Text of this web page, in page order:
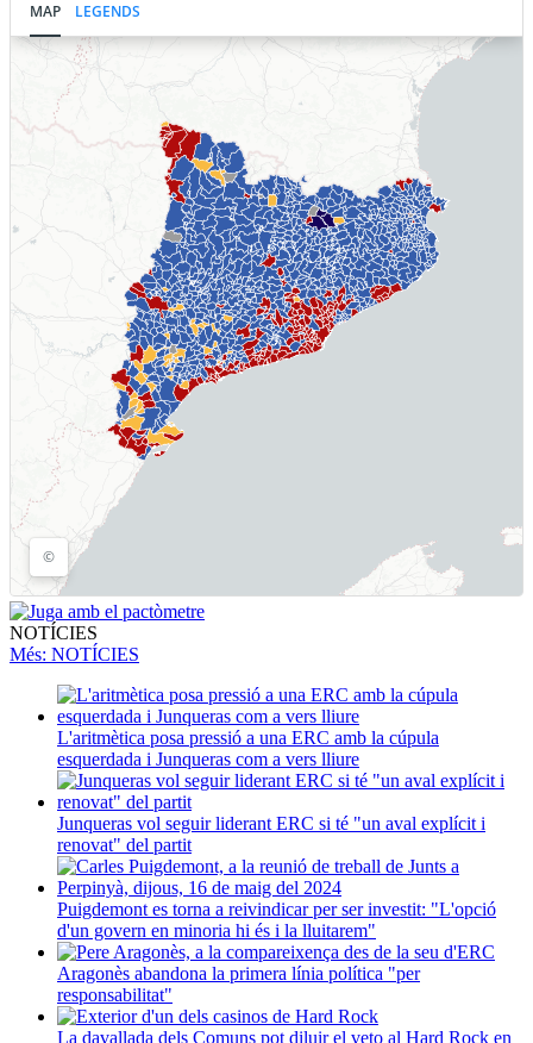
NOTÍCIES
Més: NOTÍCIES
L'aritmètica posa pressió a una ERC amb la cúpula
esquerdada i Junqueras com a vers lliure
Junqueras vol seguir liderant ERC si té "un aval explícit i
renovat" del partit
Puigdemont es torna a reivindicar per ser investit: "L'opció
d'un govern en minoria hi és i la lluitarem"
Aragonès abandona la primera línia política "per
responsabilitat"
La davallada dels Comuns pot diluir el veto al Hard Rock en